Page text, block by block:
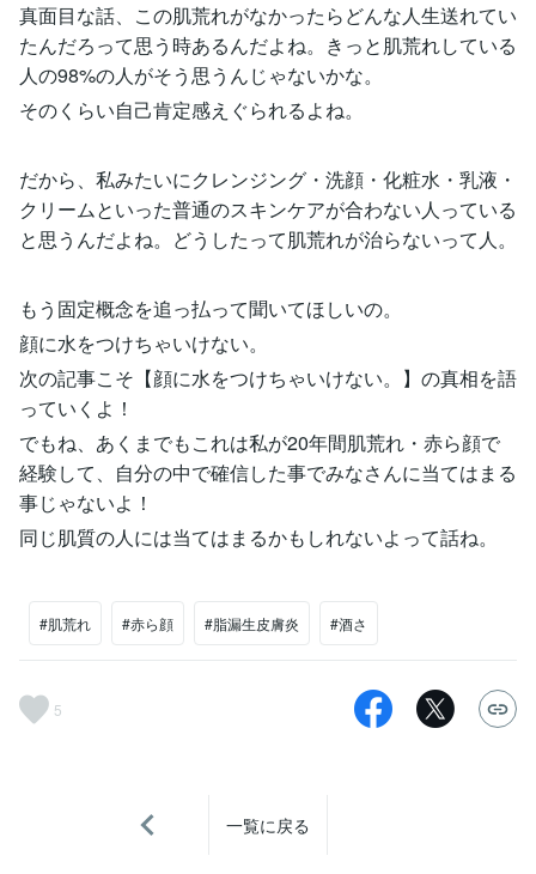
真面目な話、この肌荒れがなかったらどんな人生送れてい
たんだろって思う時あるんだよね。きっと肌荒れしている
人の98%の人がそう思うんじゃないかな。
そのくらい自己肯定感えぐられるよね。
だから、私みたいにクレンジング・洗顔・化粧水・乳液・
クリームといった普通のスキンケアが合わない人っている
と思うんだよね。どうしたって肌荒れが治らないって人。
もう固定概念を追っ払って聞いてほしいの。
顔に水をつけちゃいけない。
次の記事こそ【顔に水をつけちゃいけない。】の真相を語
っていくよ！
でもね、あくまでもこれは私が20年間肌荒れ・赤ら顔で
経験して、自分の中で確信した事でみなさんに当てはまる
事じゃないよ！
同じ肌質の人には当てはまるかもしれないよって話ね。
#肌荒れ #赤ら顔 #脂漏生皮膚炎 #酒さ
5
一覧に戻る